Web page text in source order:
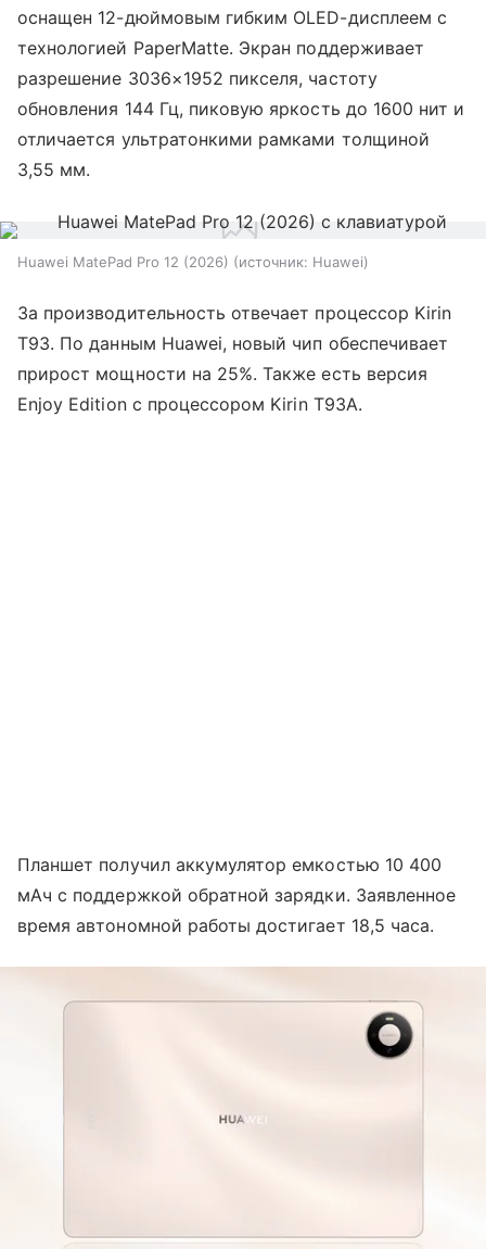
оснащен 12-дюймовым гибким OLED-дисплеем с
технологией PaperMatte. Экран поддерживает
разрешение 3036×1952 пикселя, частоту
обновления 144 Гц, пиковую яркость до 1600 нит и
отличается ультратонкими рамками толщиной
3,55 мм.
Huawei MatePad Pro 12 (2026) источник: Huawei
За производительность отвечает процессор Kirin
T93. По данным Huawei, новый чип обеспечивает
прирост мощности на 25%. Также есть версия
Enjoy Edition с процессором Kirin T93A.
Планшет получил аккумулятор емкостью 10 400
мАч с поддержкой обратной зарядки. Заявленное
время автономной работы достигает 18,5 часа.